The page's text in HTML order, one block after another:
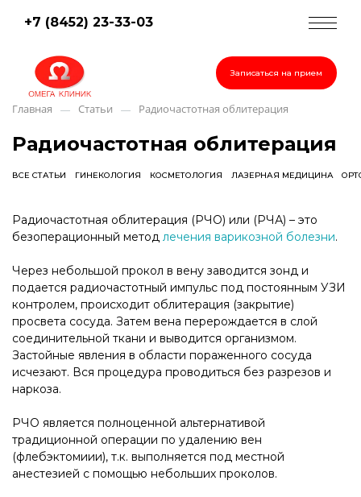
Записаться на прием
+7 (8452) 23-33-03
Главная — Статьи — Радиочастотная облитерация
Радиочастотная облитерация
ВСЕ СТАТЬИ ГИНЕКОЛОГИЯ КОСМЕТОЛОГИЯ ЛАЗЕРНАЯ МЕДИЦИНА
Радиочастотная облитерация (РЧО) или (РЧА) – это
безоперационный метод лечения варикозной болезни.
Через небольшой прокол в вену заводится зонд и
подается радиочастотный импульс под постоянным УЗИ
контролем, происходит облитерация (закрытие)
просвета сосуда. Затем вена перерождается в слой
соединительной ткани и выводится организмом.
Застойные явления в области пораженного сосуда
исчезают. Вся процедура проводиться без разрезов и
наркоза.
РЧО является полноценной альтернативой
традиционной операции по удалению вен
(флебэктомиии), т.к. выполняется под местной
анестезией с помощью небольших проколов.